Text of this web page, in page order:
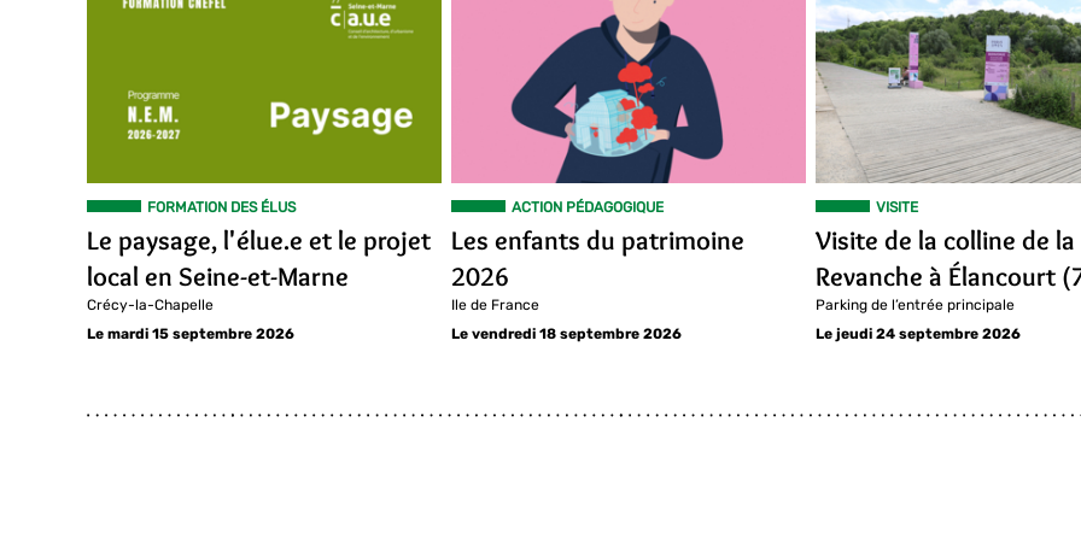
FORMATION DES ÉLUS
Le paysage, l'élue.e et le projet
local en Seine-et-Marne
Crécy-la-Chapelle
Le mardi 15 septembre 2026
ACTION PÉDAGOGIQUE
Les enfants du patrimoine
2026
Ile de France
Le vendredi 18 septembre 2026
VISITE
Visite de la colline de la
Revanche à Élancourt
Parking de l’entrée principale
Le jeudi 24 septembre 2026